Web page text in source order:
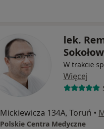
lek.
W trakcie
Więcej
Mickiewicza 134A, Toruń •
Polskie Centra Medyczne